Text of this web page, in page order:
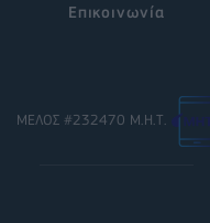
Επικοινωνία
ΜΕΛΟΣ #232470 Μ.Η.Τ.